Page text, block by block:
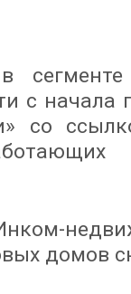
с начала
со
домов